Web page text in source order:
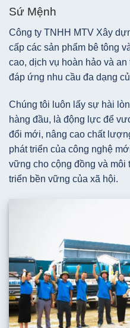
Sứ Mệnh
Công ty TNHH MTV Xây
cấp các sản phẩm bê tông
cao, dịch vụ hoàn hảo và
đáp ứng nhu cầu đa dạng
Chúng tôi luôn lấy sự hài
hàng đầu, là động lực để
đổi mới, nâng cao chất
phát triển của công nghệ
vững cho cộng đồng và
triển bền vững của xã hội.